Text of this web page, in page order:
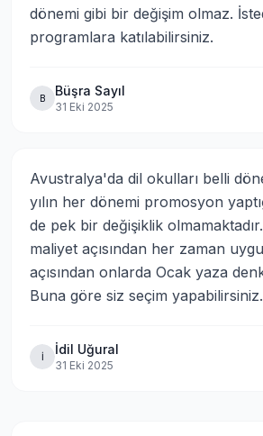
dönemi gibi bir değişim olmaz.
programlara katılabilirsiniz.
B Büşra Sayıl
31 Eki 2025
Avustralya'da dil okulları belli
yılın her dönemi promosyon
de pek bir değişiklik
maliyet açısından her zaman
açısından onlarda Ocak yaza
Buna göre siz seçim yapabilirsiniz.
İ İdil Uğural
31 Eki 2025